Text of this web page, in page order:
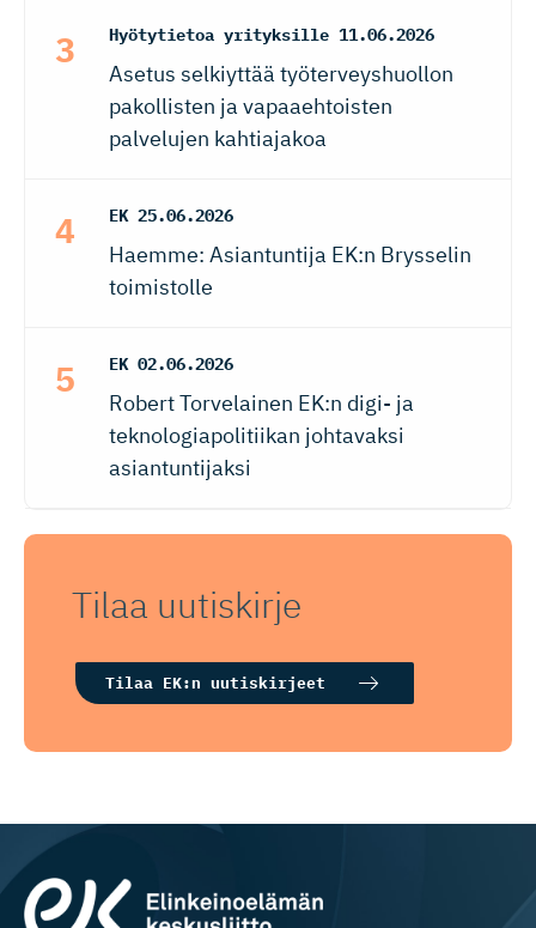
Hyötytietoa yrityksille 11.06.2026
Asetus selkiyttää työterveyshuollon
pakollisten ja vapaaehtoisten
palvelujen kahtiajakoa
EK 25.06.2026
Haemme: Asiantuntija EK:n Brysselin
toimistolle
EK 02.06.2026
Robert Torvelainen EK:n digi- ja
teknologiapolitiikan johtavaksi
asiantuntijaksi
Tilaa uutiskirje
Tilaa EK:n uutiskirjeet